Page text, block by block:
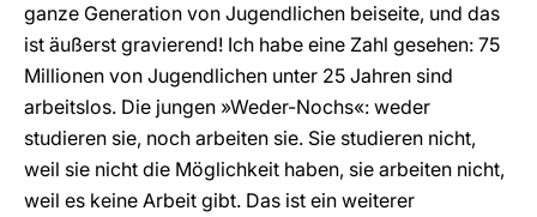
ganze Generation von Jugendlichen beiseite, und das
ist äußerst gravierend! Ich habe eine Zahl gesehen: 75
Millionen von Jugendlichen unter 25 Jahren sind
arbeitslos. Die jungen »Weder-Nochs«: weder
studieren sie, noch arbeiten sie. Sie studieren nicht,
weil sie nicht die Möglichkeit haben, sie arbeiten nicht,
weil es keine Arbeit gibt. Das ist ein weiterer